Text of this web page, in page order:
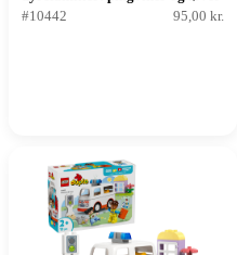
#10442
95,00 kr.